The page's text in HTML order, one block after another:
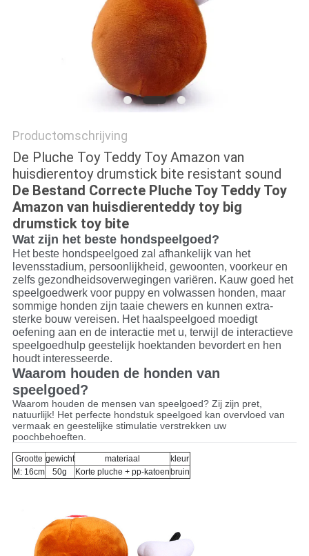
Productomschrijving
De Pluche Toy Teddy Toy Amazon van
huisdierentoy drumstick bite resistant sound
De Bestand Correcte Pluche Toy Teddy Toy
Amazon van huisdierenteddy toy big
drumstick toy bite
Wat zijn het beste hondspeelgoed?
Het beste hondspeelgoed zal afhankelijk van het
levensstadium, persoonlijkheid, gewoonten, voorkeur en
zelfs gezondheidsoverwegingen variëren. Kauw goed het
speelgoedwerk voor puppy en volwassen honden, maar
sommige honden zijn taaie chewers en kunnen extra-
sterke bouw vereisen. Het haalspeelgoed moedigt
oefening aan en de interactie met u, terwijl de interactieve
speelgoedhulp geestelijk hoektanden bevordert en hen
houdt interesseerde.
Waarom houden de honden van
speelgoed?
Waarom houden de mensen van speelgoed? Zij zijn pret,
natuurlijk! Het perfecte hondstuk speelgoed kan overvloed van
vermaak en geestelijke stimulatie verstrekken uw
poochbehoeften.
Grootte gewicht materiaal
kleur
M: 16cm
50g Korte pluche + pp-katoen bruin